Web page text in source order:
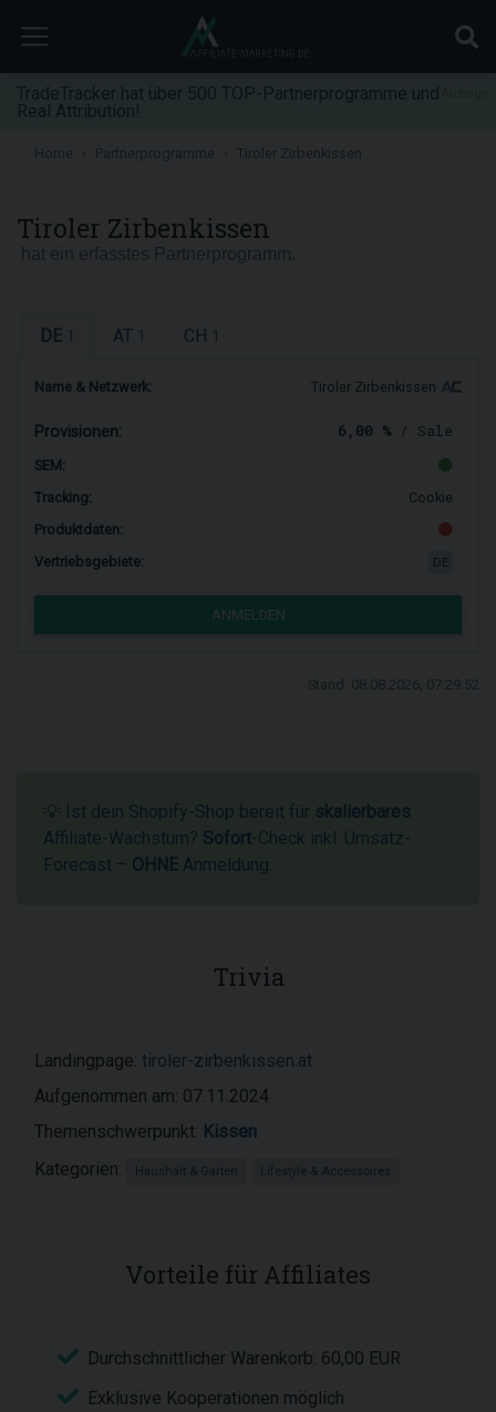
TradeTracker hat über 500 TOP-Partnerprogramme und
Real Attribution!
Home Partnerprogramme
Tiroler Zirbenkissen
DE AT CH
Name & Netzwerk: Tiroler Zirbenkissen
Provisionen: 6,00 % / Sale
SEM:
Tracking:
Cookie
Produktdaten:
Vertriebsgebiete:
ANMELDEN
💡 Ist dein Shopify-Shop bereit für skalierbares
Affiliate-Wachstum? Sofort-Check inkl. Umsatz-
Forecast – OHNE Anmeldung.
Trivia
Landingpage: tiroler-zirbenkissen.at
Aufgenommen am: 07.11.2024
Themenschwerpunkt: Kissen
Kategorien:
Haushalt & Garten Lifestyle & Accessoires
Vorteile für Affiliates
Durchschnittlicher Warenkorb: 60,00 EUR
Exklusive Kooperationen möglich